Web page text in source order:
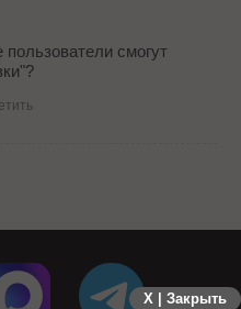
смогут
X | Закрыть